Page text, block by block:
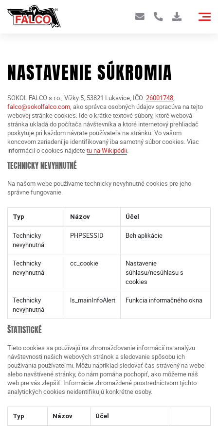
NASTAVENIE SÚKROMIA
SOKOL FALCO s.r.o., Vížky 5, 53821 Lukavice, IČO:26001748,
falco@sokolfalco.com, ako správca osobných údajov spracúva na tejto
webovej stránke cookies. Ide o krátke textové súbory, ktoré webová
stránka ukladá do počítača návštevníka a ktoré internetový prehliadač
poskytuje pri každom návrate používateľa na stránku. Vo vašom
koncovom zariadení je identifikovaný iba samotný súbor cookies. Viac
informácií o cookies nájdetetu na Wikipédii.
TECHNICKY NEVYHNUTNÉ
Na našom webe používame technicky nevyhnutné cookies pre jeho
správne fungovanie.
Typ Názov Účel
Technicky
nevyhnutná
PHPSESSID Beh aplikácie
Technicky
nevyhnutná
cc_cookie
Nastavenie
súhlasu/nesúhlasu s
cookies
Technicky
nevyhnutná
ls_mainInfoAlert Funkcia informačného okna
ŠTATISTICKÉ
Tieto cookies sa používajú na zhromažďovanie informácií na analýzu
návštevnosti našich webových stránok a sledovanie spôsobu ich
používania používateľmi. Môžu napríklad sledovať čas strávený na webe
alebo navštívené stránky, čo nám pomáha pochopiť, ako môžeme náš
web pre vás zlepšiť. Informácie zhromaždené prostredníctvom týchto
analytických cookies neidentifikujú konkrétne osoby.
Typ Názov Účel